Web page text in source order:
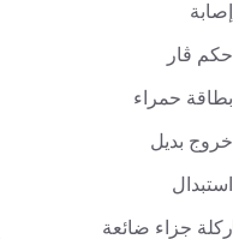
إصابة
حكم ڤار
بطاقة حمراء
خروج بديل
استبدال
ركلة جزاء ضائعة